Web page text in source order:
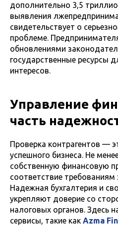
дополнительно 3,5
выявления
свидетельствует о
проблеме.
обновлениями
государственные ресурсы
интересов.
Управление
часть
Проверка контрагентов —
успешного бизнеса. Не
собственную финансовую
соответствие требованиям
Надежная бухгалтерия и
укрепляют доверие со
налоговых органов. Здесь
сервисы, такие как Azma